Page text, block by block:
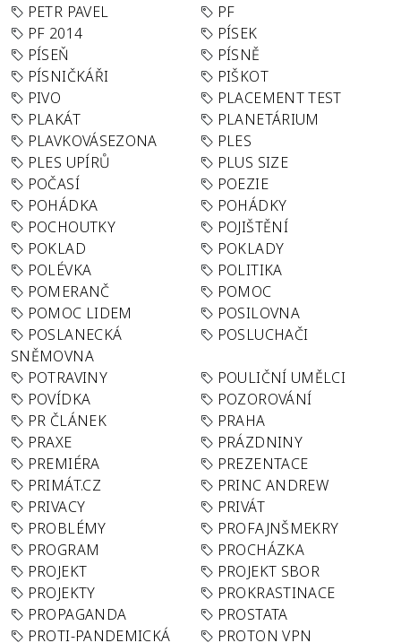
PETR PAVEL
PF
PF 2014
PÍSEK
PÍSEŇ
PÍSNĚ
PÍSNIČKÁŘI
PIŠKOT
PIVO
PLACEMENT TEST
PLAKÁT
PLANETÁRIUM
PLAVKOVÁSEZONA
PLES
PLES UPÍRŮ
PLUS SIZE
POČASÍ
POEZIE
POHÁDKA
POHÁDKY
POCHOUTKY
POJIŠTĚNÍ
POKLAD
POKLADY
POLÉVKA
POLITIKA
POMERANČ
POMOC
POMOC LIDEM
POSILOVNA
POSLANECKÁ
SNĚMOVNA
POSLUCHAČI
POTRAVINY
POULIČNÍ UMĚLCI
POVÍDKA
POZOROVÁNÍ
PR ČLÁNEK
PRAHA
PRAXE
PRÁZDNINY
PREMIÉRA
PREZENTACE
PRIMÁT.CZ
PRINC ANDREW
PRIVACY
PRIVÁT
PROBLÉMY
PROFAJNŠMEKRY
PROGRAM
PROCHÁZKA
PROJEKT
PROJEKT SBOR
PROJEKTY
PROKRASTINACE
PROPAGANDA
PROSTATA
PROTI-PANDEMICKÁ
PROTON VPN